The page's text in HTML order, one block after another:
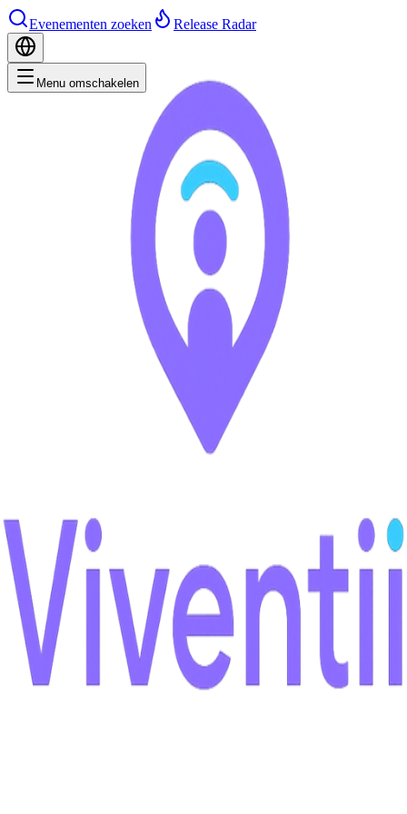
Evenementen zoeken Release Radar
Menu omschakelen